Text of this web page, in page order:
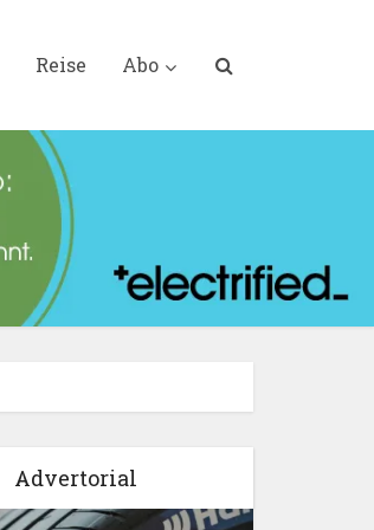
Reise Abo
Advertorial